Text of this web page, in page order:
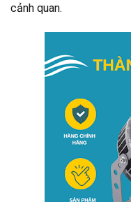
cảnh quan.